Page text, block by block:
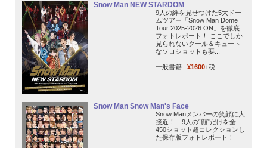
Snow Man NEW STARDOM
9人の絆を見せつけた5大ドー
ムツアー「Snow Man Dome
Tour 2025-2026 ON」を徹底
フォトレポート！ ここでしか
見られないクール＆キュート
なソロショットも要...
一般書籍 : ¥1600+税
Snow Man Snow Man's Face
Snow Manメンバーの笑顔に大
接近！ 9人の“顔”だけを全
450ショット超コレクションし
た保存版フォトレポート！